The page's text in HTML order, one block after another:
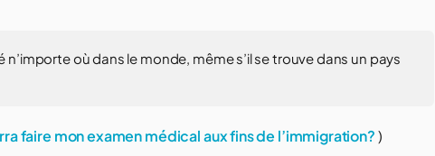
où dans le monde, même s’il se trouve dans un pays
faire mon examen médical aux fins de l’immigration?)